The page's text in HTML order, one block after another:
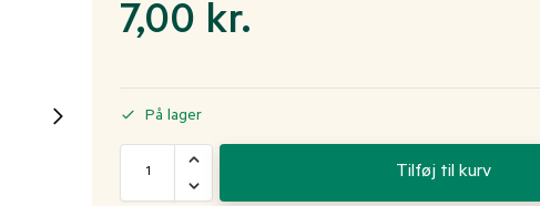
7,00 kr.
På lager
Tilføj til kurv